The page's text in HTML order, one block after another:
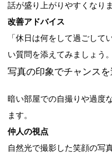
話が盛り上がりやすくなりま
改善アドバイス
「休日は何をして過ごして
い質問を添えてみましょう。
写真の印象でチャンス
暗い部屋での自撮りや過度
ます。
仲人の視点
自然光で撮影した笑顔の写